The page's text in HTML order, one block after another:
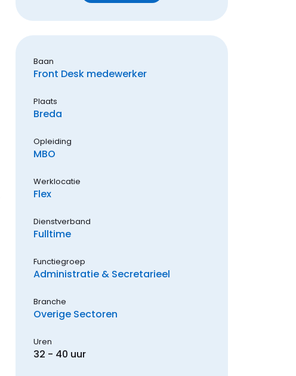
Baan
Front Desk medewerker
Plaats
Breda
Opleiding
MBO
Werklocatie
Flex
Dienstverband
Fulltime
Functiegroep
Administratie & Secretarieel
Branche
Overige Sectoren
Uren
32 - 40 uur